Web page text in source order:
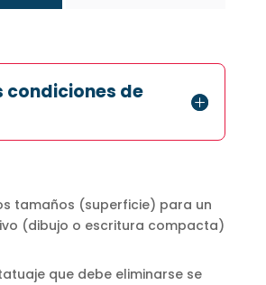
condiciones de
tamaños (superficie) para un
(dibujo o escritura compacta)
que debe eliminarse se